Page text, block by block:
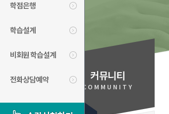
학점은행
학습설계
비회원 학습설계
전화상담예약 커뮤니티
COMMUNITY